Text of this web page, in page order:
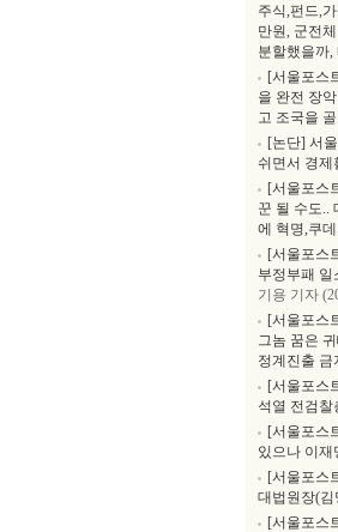
주식,펀드,
만원, 군전
분할했을까
[서울포스
을 완전 장
고 조국을
[논단] 서
쉬면서 경제
[서울포스
꾼 될 수도..
에 혁명,쿠
[서울포스
부정부패 일
기용 기자
[서울포스
그놈 꿈은
정계진출 금
[서울포스
석열 전검찰
[서울포스
있으나 이
[서울포스
대법원장(김
[서울포스